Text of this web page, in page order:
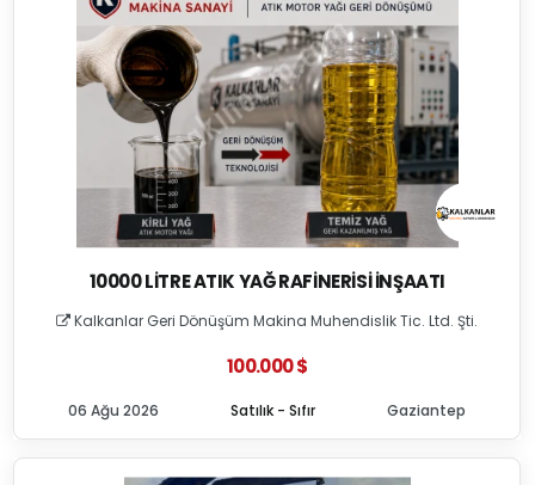
10000 LITRE ATIK YAĞ RAFINERISI İNŞAATI
Kalkanlar Geri Dönüşüm Makina Muhendislik Tic. Ltd. Şti.
100.000 $
Satılık - Sıfır
06 Ağu 2026 Gaziantep